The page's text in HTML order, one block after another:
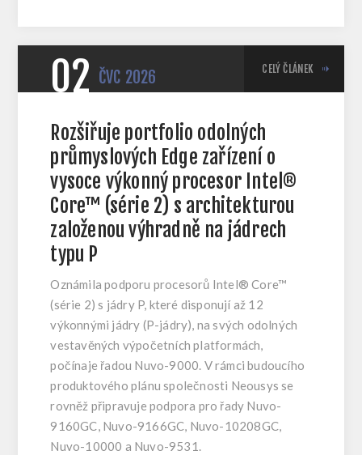
02 ČVC 2026 CELÝ ČLÁNEK
Rozšiřuje portfolio odolných
průmyslových Edge zařízení o
vysoce výkonný procesor Intel®
Core™ (série 2) s architekturou
založenou výhradně na jádrech
typu P
Oznámila podporu procesorů Intel® Core™
(série 2) s jádry P, které disponují až 12
výkonnými jádry (P-jádry), na svých odolných
vestavěných výpočetních platformách,
počínaje řadou Nuvo-9000. V rámci budoucího
produktového plánu společnosti Neousys se
rovněž připravuje podpora pro řady Nuvo-
9160GC, Nuvo-9166GC, Nuvo-10208GC,
Nuvo-10000 a Nuvo-9531.